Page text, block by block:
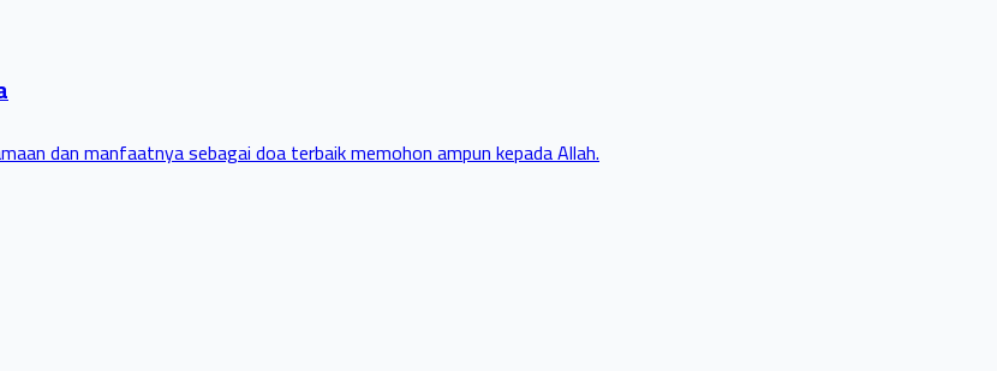
dan manfaatnya sebagai doa terbaik memohon ampun kepada Allah.